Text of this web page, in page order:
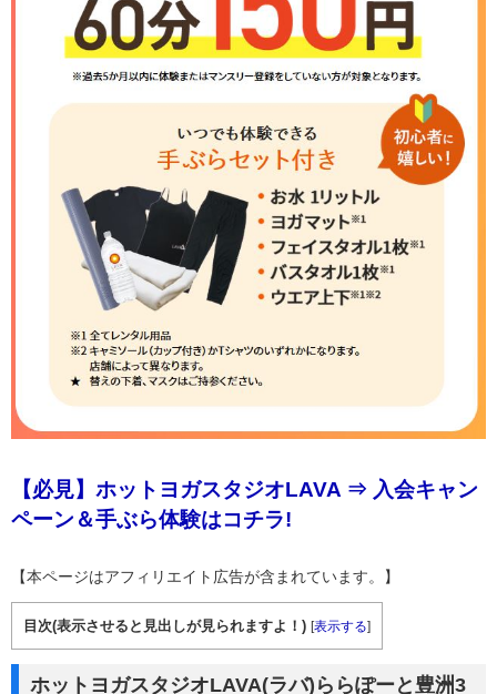
【必見】ホットヨガスタジオLAVA ⇒ 入会キャン
ペーン＆手ぶら体験はコチラ!
【本ページはアフィリエイト広告が含まれています。】
目次(表示させると見出しが見られますよ！) [表示する]
ホットヨガスタジオLAVA(ラバ)ららぽーと豊洲3